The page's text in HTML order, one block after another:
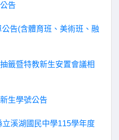
告
告(含體育班、美術班、融
籤暨特教新生安置會議相
生學號公告
立溪湖國民中學115學年度